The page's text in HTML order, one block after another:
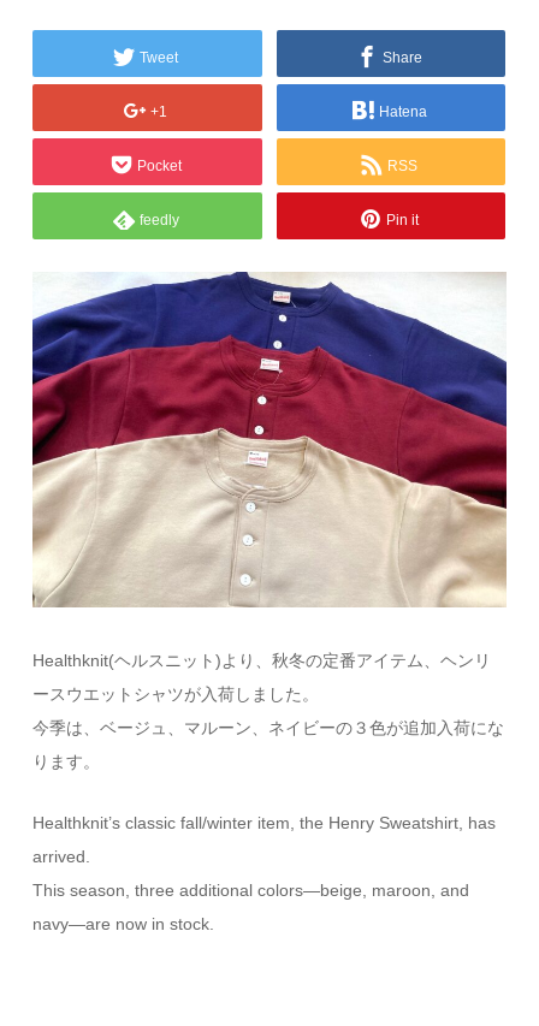
Tweet Share
+1 Hatena
Pocket RSS
feedly Pin it
Healthknit(ヘルスニット)より、秋冬の定番アイテム、ヘンリ
ースウエットシャツが入荷しました。
今季は、ベージュ、マルーン、ネイビーの３色が追加入荷にな
ります。
Healthknit’s classic fall/winter item, the Henry Sweatshirt, has
arrived.
This season, three additional colors—beige, maroon, and
navy—are now in stock.